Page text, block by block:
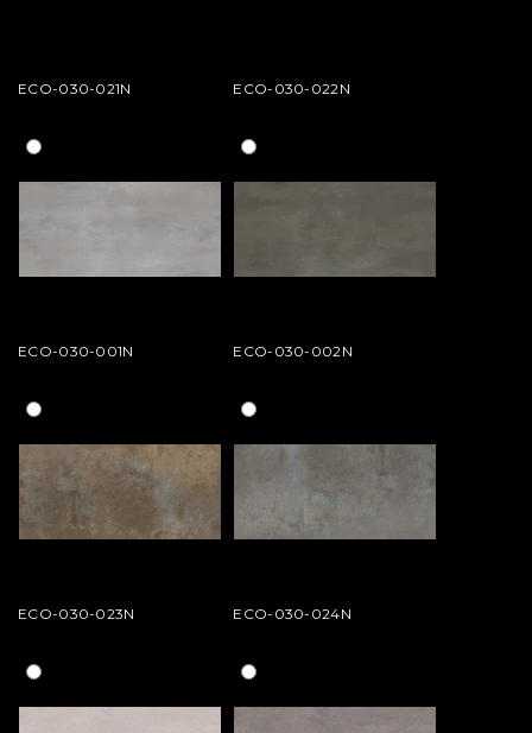
ECO-030-021N ECO-030-022N
ECO-030-001N ECO-030-002N
ECO-030-023N ECO-030-024N